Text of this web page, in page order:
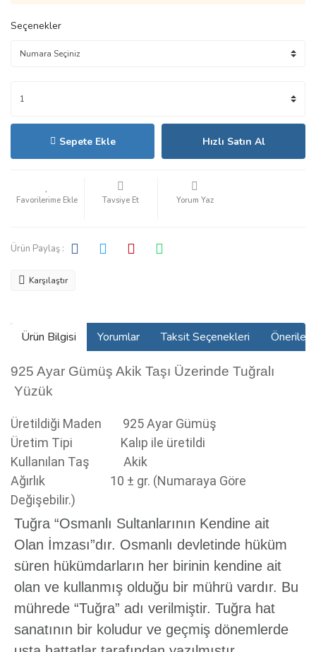
Seçenekler
Sepete Ekle Hızlı Satın Al
Tavsiye Et Yorum Yaz
Ürün Paylaş :
Karşılaştır
Ürün Bilgisi Yorumlar Taksit Seçenekleri
925 Ayar Gümüş Akik Taşı Üzerinde Tuğralı
Yüzük
Üretildiği Maden
925 Ayar Gümüş
Üretim Tipi Kalıp ile üretildi
Kullanılan Taş Akik
Ağırlık 10 ± gr. (Numaraya Göre
Değişebilir.)
Tuğra “Osmanlı Sultanlarının Kendine ait
Olan İmzası”dır. Osmanlı devletinde hüküm
süren hükümdarların her birinin kendine ait
olan ve kullanmış olduğu bir mührü vardır. Bu
mührede “Tuğra” adı verilmiştir. Tuğra hat
sanatının bir koludur ve geçmiş dönemlerde